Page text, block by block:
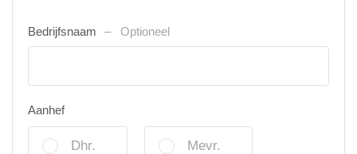
Bedrijfsnaam Optioneel
Aanhef
Dhr. Mevr.